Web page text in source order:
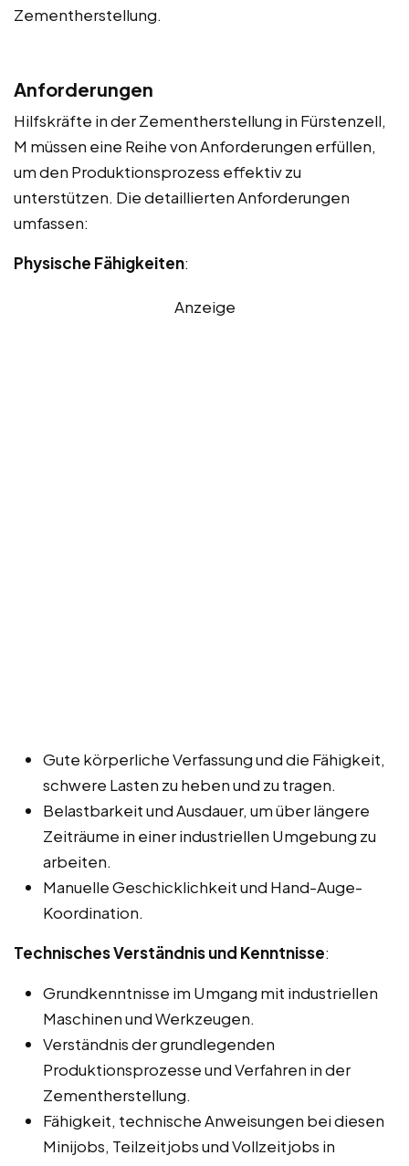
Zementherstellung.
Anforderungen
Hilfskräfte in der Zementherstellung in Fürstenzell,
M müssen eine Reihe von Anforderungen erfüllen,
um den Produktionsprozess effektiv zu
unterstützen. Die detaillierten Anforderungen
umfassen:
Physische Fähigkeiten:
Anzeige
Gute körperliche Verfassung und die Fähigkeit,
schwere Lasten zu heben und zu tragen.
Belastbarkeit und Ausdauer, um über längere
Zeiträume in einer industriellen Umgebung zu
arbeiten.
Manuelle Geschicklichkeit und Hand-Auge-
Koordination.
Technisches Verständnis und Kenntnisse:
Grundkenntnisse im Umgang mit industriellen
Maschinen und Werkzeugen.
Verständnis der grundlegenden
Produktionsprozesse und Verfahren in der
Zementherstellung.
Fähigkeit, technische Anweisungen bei diesen
Minijobs, Teilzeitjobs und Vollzeitjobs in